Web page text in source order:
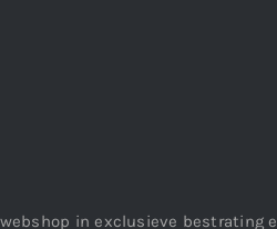
in exclusieve bestrating